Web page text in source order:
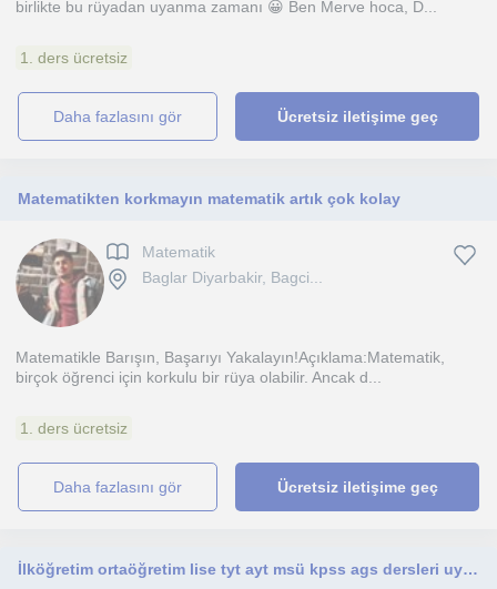
birlikte bu rüyadan uyanma zamanı 😀 Ben Merve hoca, D...
1. ders ücretsiz
daha fazlasını gör Ücretsiz iletişime geç
Matematikten korkmayın matematik artık çok kolay
Matematik
Baglar Diyarbakir, Bagci...
Matematikle Barışın, Başarıyı Yakalayın!Açıklama:Matematik,
birçok öğrenci için korkulu bir rüya olabilir. Ancak d...
1. ders ücretsiz
daha fazlasını gör Ücretsiz iletişime geç
İlköğretim ortaöğretim lise tyt ayt msü kpss ags dersleri uygun bir ücretle verilir Matematik artık çok kolay